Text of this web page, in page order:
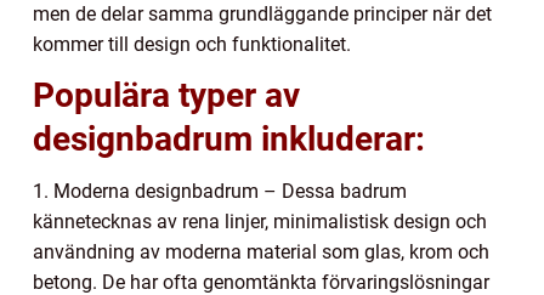
men de delar samma grundläggande principer när det
kommer till design och funktionalitet.
Populära typer av
designbadrum inkluderar:
1. Moderna designbadrum – Dessa badrum
kännetecknas av rena linjer, minimalistisk design och
användning av moderna material som glas, krom och
betong. De har ofta genomtänkta förvaringslösningar